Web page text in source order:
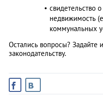
свидетельство
недвижимость
коммунальных
Остались вопросы? Задайте
законодательству.